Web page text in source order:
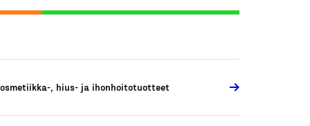
, hius- ja ihonhoitotuotteet